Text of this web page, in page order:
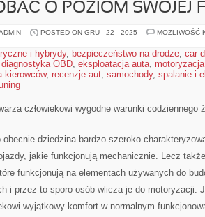
O POZIOM SWOJEJ
POSTED ON GRU - 22 - 2025
MOŻLIWOŚĆ
i hybrydy, bezpieczeństwo na drodze, car
diagnostyka OBD, eksploatacja auta, motoryzacja
kierowców, recenzje aut, samochody, spalanie i
człowiekowi wygodne warunki codziennego
obecnie dziedzina bardzo szeroko
jakie funkcjonują mechanicznie. Lecz
funkcjonują na elementach używanych do
i przez to sporo osób wlicza je do motoryzacji.
wyjątkowy komfort w normalnym